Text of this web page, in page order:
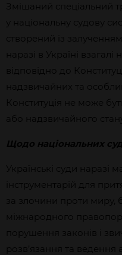
Змішаний спеціальний
у національну судову
створений із
наразі в Україні
відповідно до
надзвичайних та
Конституція не може
або надзвичайного стану.
Щодо національних
Українські суди наразі
інструментарій для
за злочини проти миру,
міжнародного
порушення законів і
розв’язання та ведення